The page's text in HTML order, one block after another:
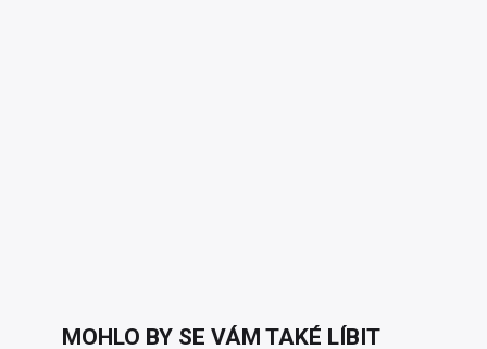
MOHLO BY SE VÁM TAKÉ LÍBIT